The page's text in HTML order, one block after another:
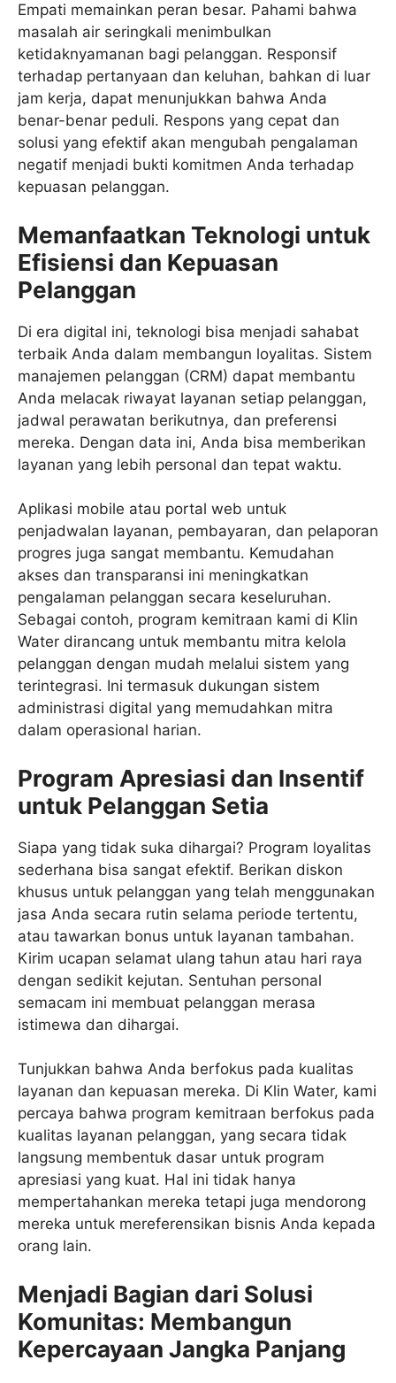
Empati memainkan peran besar. Pahami bahwa
masalah air seringkali menimbulkan
ketidaknyamanan bagi pelanggan. Responsif
terhadap pertanyaan dan keluhan, bahkan di luar
jam kerja, dapat menunjukkan bahwa Anda
benar-benar peduli. Respons yang cepat dan
solusi yang efektif akan mengubah pengalaman
negatif menjadi bukti komitmen Anda terhadap
kepuasan pelanggan.
Memanfaatkan Teknologi untuk
Efisiensi dan Kepuasan
Pelanggan
Di era digital ini, teknologi bisa menjadi sahabat
terbaik Anda dalam membangun loyalitas. Sistem
manajemen pelanggan (CRM) dapat membantu
Anda melacak riwayat layanan setiap pelanggan,
jadwal perawatan berikutnya, dan preferensi
mereka. Dengan data ini, Anda bisa memberikan
layanan yang lebih personal dan tepat waktu.
Aplikasi mobile atau portal web untuk
penjadwalan layanan, pembayaran, dan pelaporan
progres juga sangat membantu. Kemudahan
akses dan transparansi ini meningkatkan
pengalaman pelanggan secara keseluruhan.
Sebagai contoh, program kemitraan kami di Klin
Water dirancang untuk membantu mitra kelola
pelanggan dengan mudah melalui sistem yang
terintegrasi. Ini termasuk dukungan sistem
administrasi digital yang memudahkan mitra
dalam operasional harian.
Program Apresiasi dan Insentif
untuk Pelanggan Setia
Siapa yang tidak suka dihargai? Program loyalitas
sederhana bisa sangat efektif. Berikan diskon
khusus untuk pelanggan yang telah menggunakan
jasa Anda secara rutin selama periode tertentu,
atau tawarkan bonus untuk layanan tambahan.
Kirim ucapan selamat ulang tahun atau hari raya
dengan sedikit kejutan. Sentuhan personal
semacam ini membuat pelanggan merasa
istimewa dan dihargai.
Tunjukkan bahwa Anda berfokus pada kualitas
layanan dan kepuasan mereka. Di Klin Water, kami
percaya bahwa program kemitraan berfokus pada
kualitas layanan pelanggan, yang secara tidak
langsung membentuk dasar untuk program
apresiasi yang kuat. Hal ini tidak hanya
mempertahankan mereka tetapi juga mendorong
mereka untuk mereferensikan bisnis Anda kepada
orang lain.
Menjadi Bagian dari Solusi
Komunitas: Membangun
Kepercayaan Jangka Panjang